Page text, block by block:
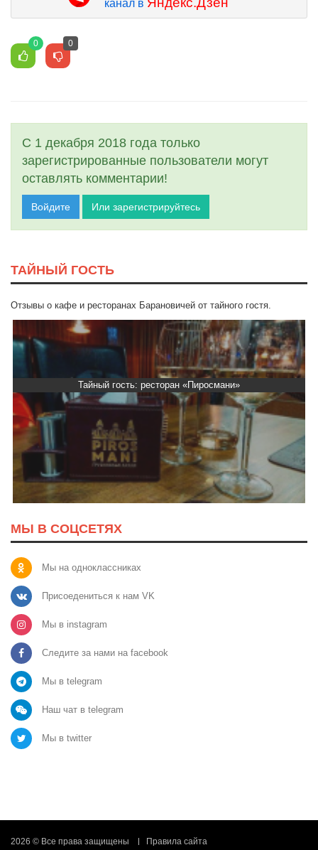
канал в
0 0
С 1 декабря 2018 года только
зарегистрированные пользователи могут
оставлять комментарии!
Войдите Или зарегистрируйтесь
ТАЙНЫЙ ГОСТЬ
Отзывы о кафе и ресторанах Барановичей от тайного гостя.
Тайный гость: Кафе "Grand Buffet"
МЫ В СОЦСЕТЯХ
Мы на одноклассниках
Присоедениться к нам VK
Мы в instagram
Следите за нами на facebook
Мы в telegram
Наш чат в telegram
Мы в twitter
2026 © Все права защищены Правила сайта